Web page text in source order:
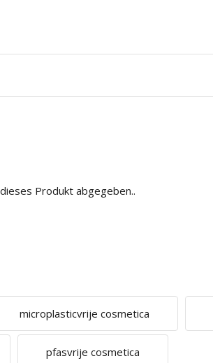
Produkt abgegeben..
microplasticvrije cosmetica
pfasvrije cosmetica